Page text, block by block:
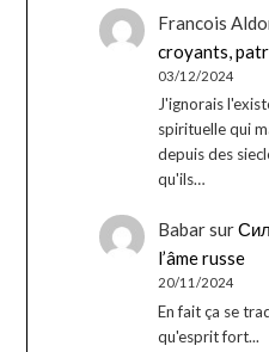
Francois
croyants,
03/12/2024
J'ignorais
spirituelle qui
depuis des
qu'ils…
Babarsur
l’âme russe
20/11/2024
En fait ça se
qu'esprit fort...